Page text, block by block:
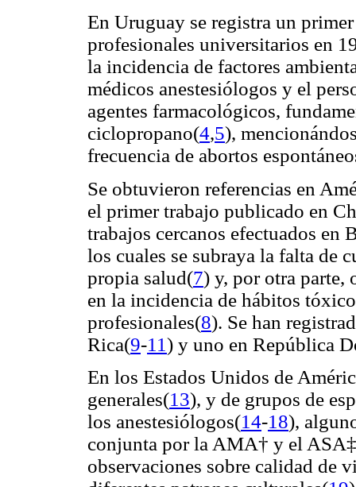
En Uruguay se registra un
profesionales universitarios en
la incidencia de factores
médicos anestesiólogos y el
agentes farmacológicos,
ciclopropano(4,5),
frecuencia de abortos
Se obtuvieron referencias en
el primer trabajo publicado en
trabajos cercanos efectuados en
los cuales se subraya la falta de
propia salud(7) y, por otra parte,
en la incidencia de hábitos
profesionales(8). Se han
Rica(9-11) y uno en República
En los Estados Unidos de
generales(13), y de grupos de
los anestesiólogos(14-18),
conjunta por la AMA† y el
observaciones sobre calidad de